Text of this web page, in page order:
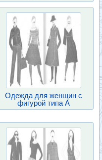
Одежда для женщин с
фигурой типа А